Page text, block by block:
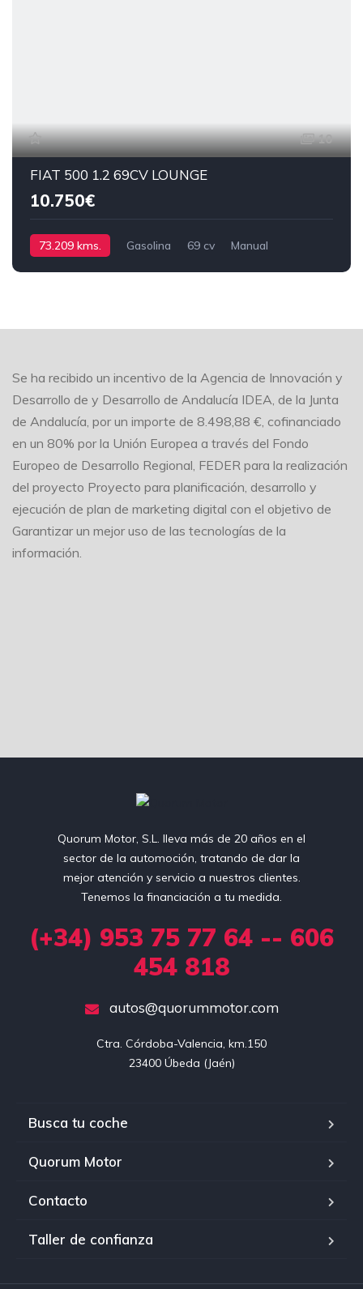
10
FIAT 500 1.2 69CV LOUNGE
10.750€
73.209 kms. Gasolina 69 cv Manual
Se ha recibido un incentivo de la Agencia de Innovación y
Desarrollo de y Desarrollo de Andalucía IDEA, de la Junta
de Andalucía, por un importe de 8.498,88 €, cofinanciado
en un 80% por la Unión Europea a través del Fondo
Europeo de Desarrollo Regional, FEDER para la realización
del proyecto Proyecto para planificación, desarrollo y
ejecución de plan de marketing digital con el objetivo de
Garantizar un mejor uso de las tecnologías de la
información.
Quorum Motor, S.L. lleva más de 20 años en el
sector de la automoción, tratando de dar la
mejor atención y servicio a nuestros clientes.
Tenemos la financiación a tu medida.
(+34) 953 75 77 64 -- 606
454 818
autos@quorummotor.com
Ctra. Córdoba-Valencia, km.150
23400 Úbeda (Jaén)
Busca tu coche
Quorum Motor
Contacto
Taller de confianza